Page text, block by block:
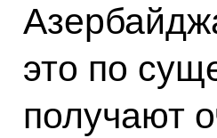
это по
получают